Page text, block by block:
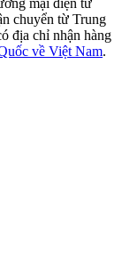
mại điện tử
chuyển từ Trung
địa chỉ nhận hàng
về Việt Nam.